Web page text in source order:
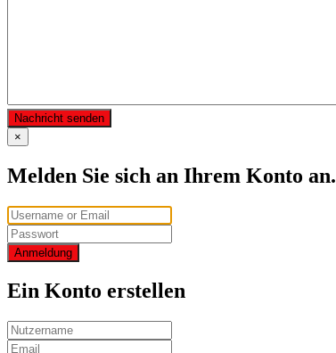
Nachricht senden
×
Melden Sie sich an Ihrem Konto an.
Anmeldung
Ein Konto erstellen